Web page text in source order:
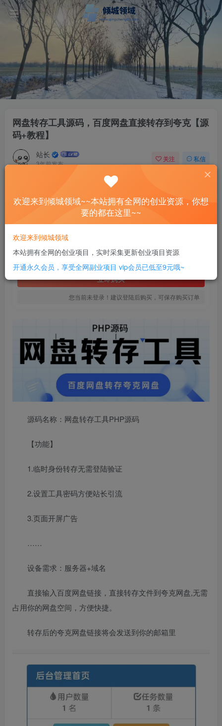
网盘转存工具源码，百度网盘直接转存到夸克【源
码+教程】
站长
3年前发布
关注 私信
网盘转存工具源码，百度网盘直接转存到夸克【源码+教程】
此内容为付费资源，请付费后查看
SVIP全站会员 免费
立即购买
您当前未登录！建议登陆后购买，可保存购买订单
源码名称：网盘转存工具PHP源码
【功能】
1.临时身份转存无需登陆验证
2.设置工具密码方便站长引流
3.页面开屏广告
……
设备需求：服务器+域名
直接输入百度网盘链接，直接转存文件到夸克网盘,无需
占用你的网盘空间，方便快捷。
转存后的夸克网盘链接将会发送到你的邮箱里
欢迎来到倾城领域~~本站拥有全网的创业资源，你想
要的都在这里~~
欢迎来到倾城领域
本站拥有全网的创业项目，实时采集更新创业项目资源
开通永久会员，享受全网副业项目 vip会员已低至9元哦~